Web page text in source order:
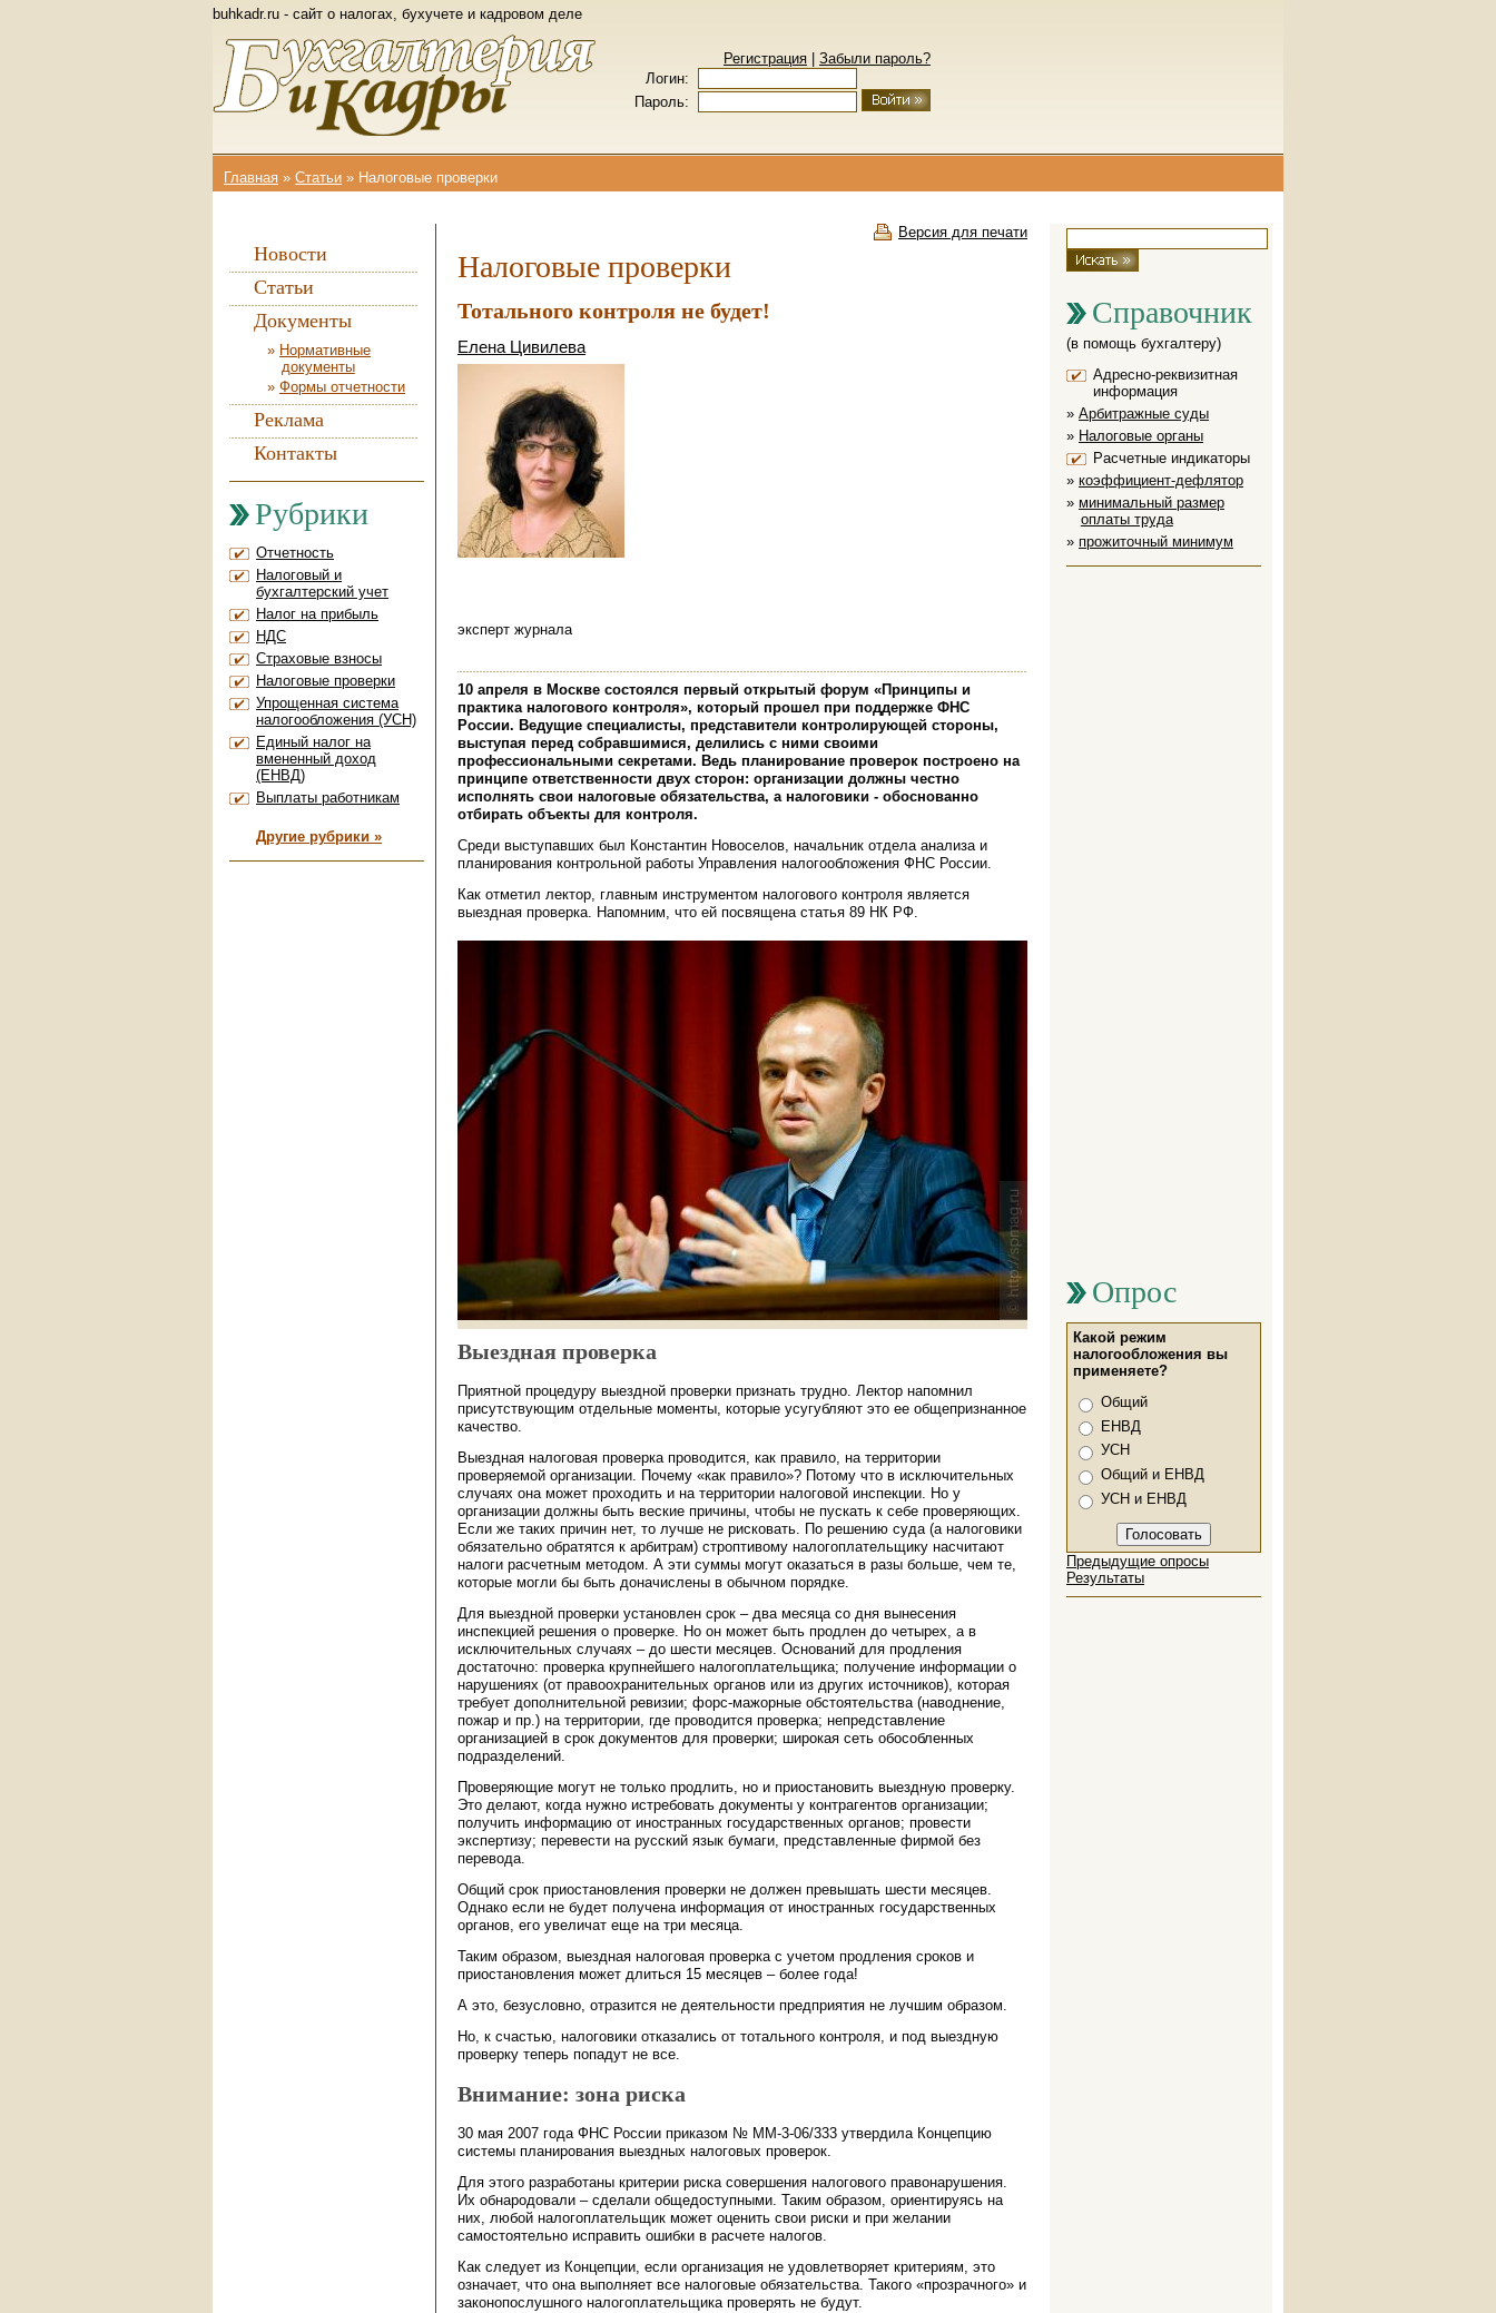
buhkadr.ru - сайт о налогах, бухучете и кадровом деле
Регистрация
Забыли пароль?
Логин:
Пароль:
Вы здесь
Главная » Статьи » Налоговые проверки
Новости
Статьи
Документы
Нормативные
документы
Формы отчетности
Реклама
Контакты
Рубрики
Отчетность
Налоговый и
бухгалтерский учет
Налог на прибыль
НДС
Страховые взносы
Налоговые проверки
Упрощенная система
налогообложения (УСН)
Единый налог на
вмененный доход
(ЕНВД)
Выплаты работникам
Другие рубрики »
Версия для печати
Налоговые проверки
Тотального контроля не будет!
Елена Цивилева
эксперт журнала
10 апреля в Москве состоялся первый открытый форум «Принципы и
практика налогового контроля», который прошел при поддержке ФНС
России. Ведущие специалисты, представители контролирующей стороны,
выступая перед собравшимися, делились с ними своими
профессиональными секретами. Ведь планирование проверок построено на
принципе ответственности двух сторон: организации должны честно
исполнять свои налоговые обязательства, а налоговики - обоснованно
отбирать объекты для контроля.
Среди выступавших был Константин Новоселов, начальник отдела анализа и
планирования контрольной работы Управления налогообложения ФНС России.
Как отметил лектор, главным инструментом налогового контроля является
выездная проверка. Напомним, что ей посвящена статья 89 НК РФ.
Выездная проверка
Приятной процедуру выездной проверки признать трудно. Лектор напомнил
присутствующим отдельные моменты, которые усугубляют это ее общепризнанное
качество.
Выездная налоговая проверка проводится, как правило, на территории
проверяемой организации. Почему «как правило»? Потому что в исключительных
случаях она может проходить и на территории налоговой инспекции. Но у
организации должны быть веские причины, чтобы не пускать к себе проверяющих.
Если же таких причин нет, то лучше не рисковать. По решению суда (а налоговики
обязательно обратятся к арбитрам) строптивому налогоплательщику насчитают
налоги расчетным методом. А эти суммы могут оказаться в разы больше, чем те,
которые могли бы быть доначислены в обычном порядке.
Для выездной проверки установлен срок – два месяца со дня вынесения
инспекцией решения о проверке. Но он может быть продлен до четырех, а в
исключительных случаях – до шести месяцев. Оснований для продления
достаточно: проверка крупнейшего налогоплательщика; получение информации о
нарушениях (от правоохранительных органов или из других источников), которая
требует дополнительной ревизии; форс-мажорные обстоятельства (наводнение,
пожар и пр.) на территории, где проводится проверка; непредставление
организацией в срок документов для проверки; широкая сеть обособленных
подразделений.
Проверяющие могут не только продлить, но и приостановить выездную проверку.
Это делают, когда нужно истребовать документы у контрагентов организации;
получить информацию от иностранных государственных органов; провести
экспертизу; перевести на русский язык бумаги, представленные фирмой без
перевода.
Общий срок приостановления проверки не должен превышать шести месяцев.
Однако если не будет получена информация от иностранных государственных
органов, его увеличат еще на три месяца.
Таким образом, выездная налоговая проверка с учетом продления сроков и
приостановления может длиться 15 месяцев – более года!
А это, безусловно, отразится не деятельности предприятия не лучшим образом.
Но, к счастью, налоговики отказались от тотального контроля, и под выездную
проверку теперь попадут не все.
Внимание: зона риска
30 мая 2007 года ФНС России приказом № ММ-3-06/333 утвердила Концепцию
системы планирования выездных налоговых проверок.
Для этого разработаны критерии риска совершения налогового правонарушения.
Их обнародовали – сделали общедоступными. Таким образом, ориентируясь на
них, любой налогоплательщик может оценить свои риски и при желании
самостоятельно исправить ошибки в расчете налогов.
Как следует из Концепции, если организация не удовлетворяет критериям, это
означает, что она выполняет все налоговые обязательства. Такого «прозрачного» и
законопослушного налогоплательщика проверять не будут.
Форма поиска
Справочник
(в помощь бухгалтеру)
Адресно-реквизитная
информация
Арбитражные суды
Налоговые органы
Расчетные индикаторы
коэффициент-дефлятор
минимальный размер
оплаты труда
прожиточный минимум
Опрос
Какой режим
налогообложения вы
применяете?
Варианты
Общий
ЕНВД
УСН
Общий и ЕНВД
УСН и ЕНВД
Предыдущие опросы
Результаты